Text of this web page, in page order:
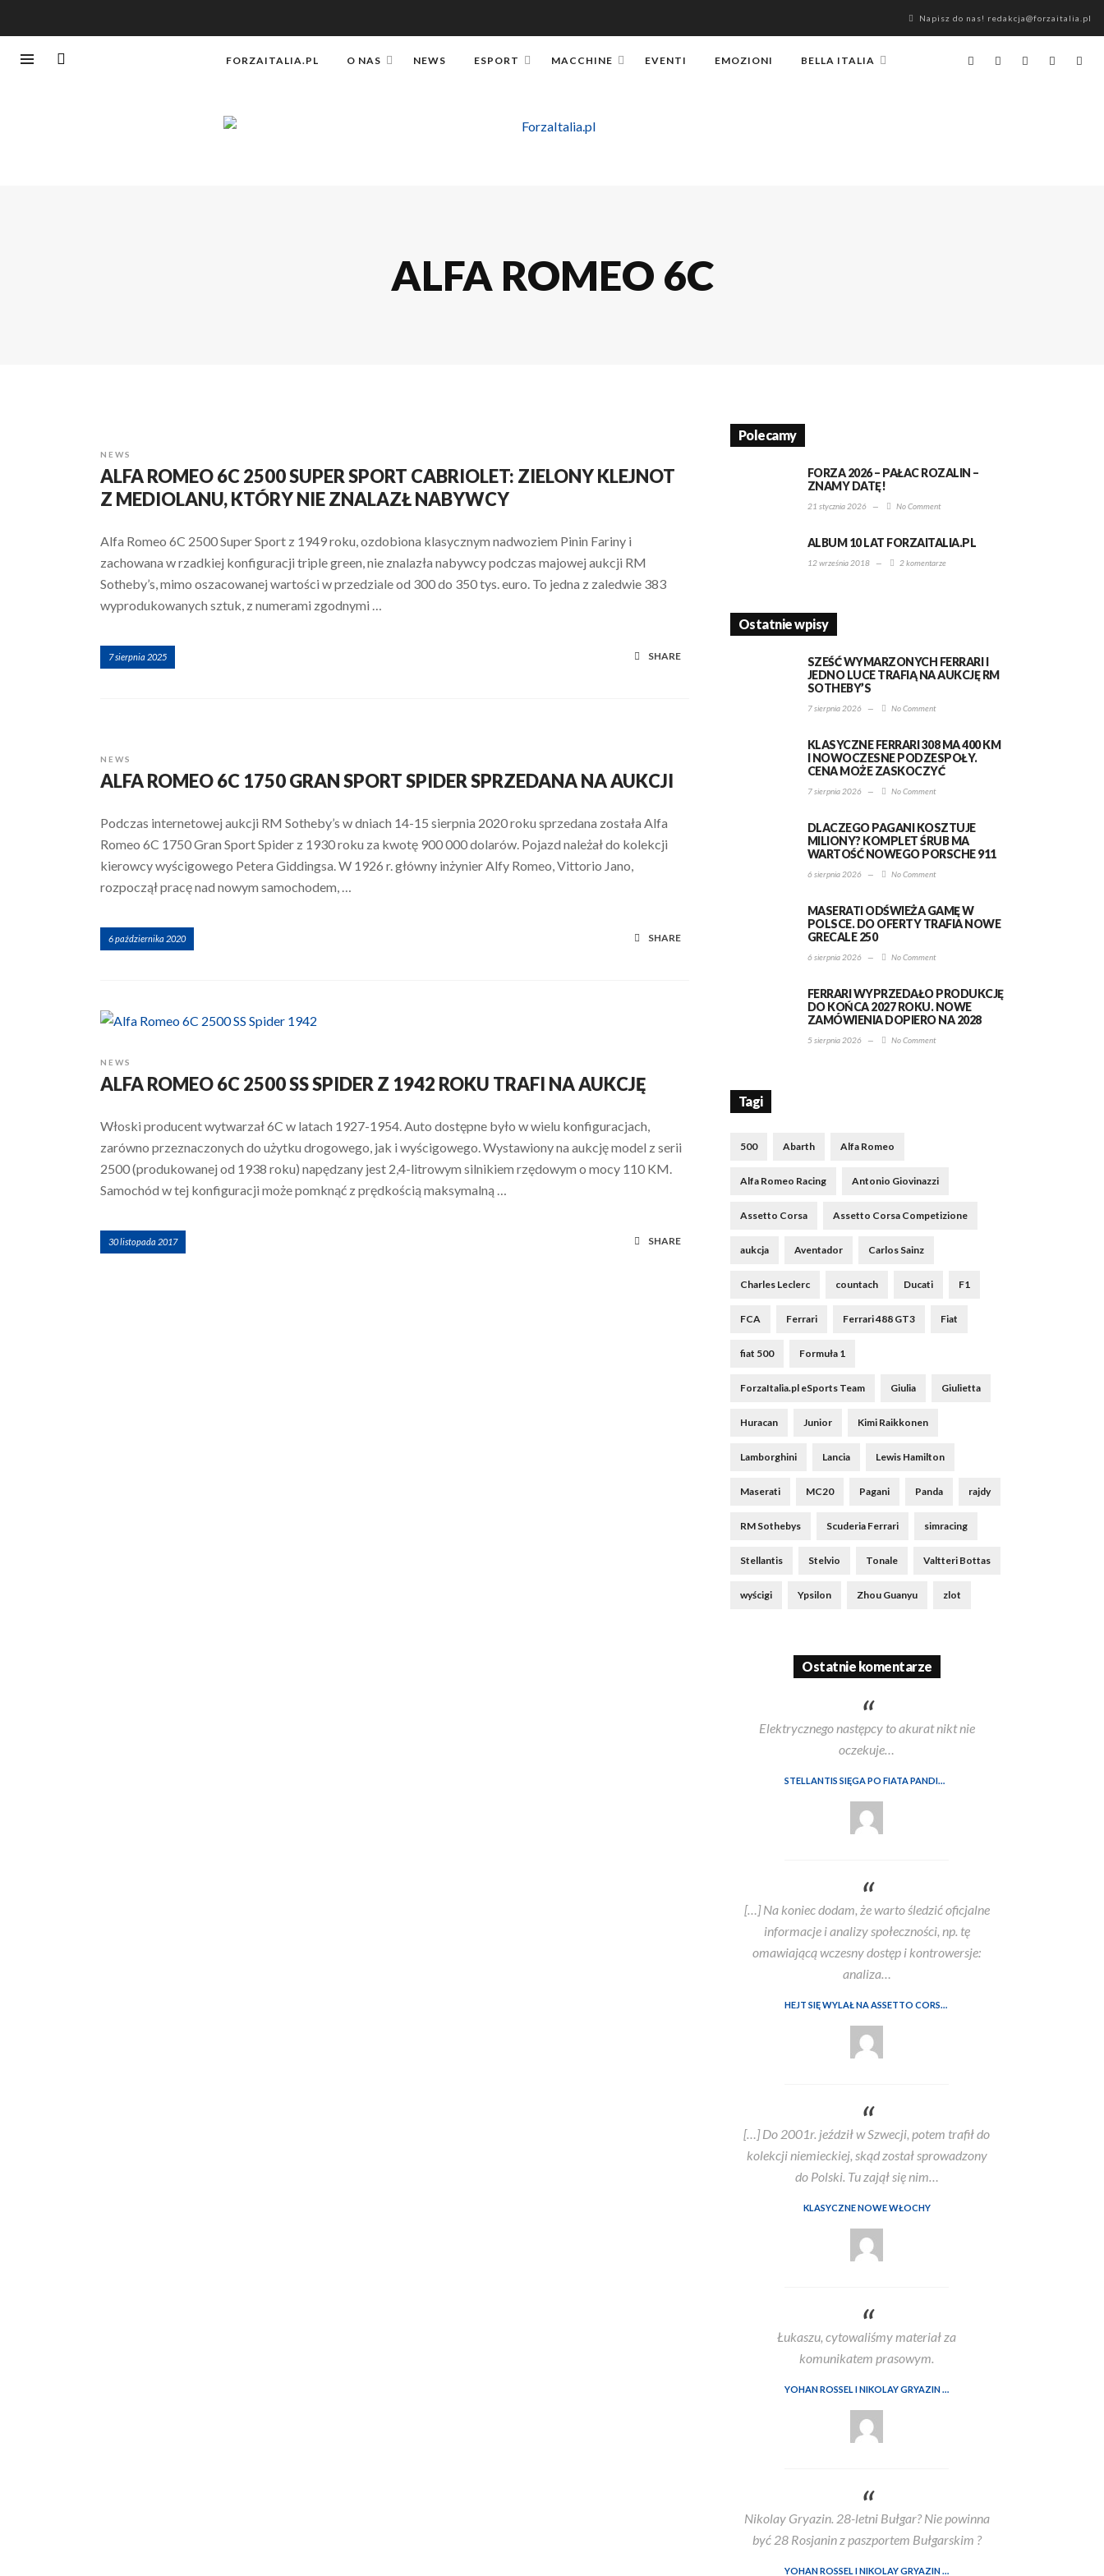
Napisz do nas! redakcja@forzaitalia.pl
FORZAITALIA.PL O NAS NEWS ESPORT MACCHINE EVENTI EMOZIONI BELLA ITALIA
ALFA ROMEO 6C
NEWS
ALFA ROMEO 6C 2500 SUPER SPORT CABRIOLET: ZIELONY KLEJNOT
Z MEDIOLANU, KTÓRY NIE ZNALAZŁ NABYWCY
Alfa Romeo 6C 2500 Super Sport z 1949 roku, ozdobiona klasycznym nadwoziem Pinin Fariny i
zachowana w rzadkiej konfiguracji triple green, nie znalazła nabywcy podczas majowej aukcji RM
Sotheby’s, mimo oszacowanej wartości w przedziale od 300 do 350 tys. euro. To jedna z zaledwie 383
wyprodukowanych sztuk, z numerami zgodnymi …
7 sierpnia 2025 SHARE
NEWS
ALFA ROMEO 6C 1750 GRAN SPORT SPIDER SPRZEDANA NA AUKCJI
Podczas internetowej aukcji RM Sotheby’s w dniach 14-15 sierpnia 2020 roku sprzedana została Alfa
Romeo 6C 1750 Gran Sport Spider z 1930 roku za kwotę 900 000 dolarów. Pojazd należał do kolekcji
kierowcy wyścigowego Petera Giddingsa. W 1926 r. główny inżynier Alfy Romeo, Vittorio Jano,
rozpoczął pracę nad nowym samochodem, …
6 października 2020 SHARE
NEWS
ALFA ROMEO 6C 2500 SS SPIDER Z 1942 ROKU TRAFI NA AUKCJĘ
Włoski producent wytwarzał 6C w latach 1927-1954. Auto dostępne było w wielu konfiguracjach,
zarówno przeznaczonych do użytku drogowego, jak i wyścigowego. Wystawiony na aukcję model z serii
2500 (produkowanej od 1938 roku) napędzany jest 2,4-litrowym silnikiem rzędowym o mocy 110 KM.
Samochód w tej konfiguracji może pomknąć z prędkością maksymalną …
30 listopada 2017 SHARE
Polecamy
FORZA 2026 – PAŁAC ROZALIN –
ZNAMY DATĘ!
21 stycznia 2026 — No Comment
ALBUM 10 LAT FORZAITALIA.PL
12 września 2018 — 2 komentarze
Ostatnie wpisy
SZEŚĆ WYMARZONYCH FERRARI I
JEDNO LUCE TRAFIĄ NA AUKCJĘ RM
SOTHEBY’S
7 sierpnia 2026 — No Comment
KLASYCZNE FERRARI 308 MA 400 KM
I NOWOCZESNE PODZESPOŁY.
CENA MOŻE ZASKOCZYĆ
7 sierpnia 2026 — No Comment
DLACZEGO PAGANI KOSZTUJE
MILIONY? KOMPLET ŚRUB MA
WARTOŚĆ NOWEGO PORSCHE 911
6 sierpnia 2026 — No Comment
MASERATI ODŚWIEŻA GAMĘ W
POLSCE. DO OFERTY TRAFIA NOWE
GRECALE 250
6 sierpnia 2026 — No Comment
FERRARI WYPRZEDAŁO PRODUKCJĘ
DO KOŃCA 2027 ROKU. NOWE
ZAMÓWIENIA DOPIERO NA 2028
5 sierpnia 2026 — No Comment
Tagi
500 Abarth Alfa Romeo
Alfa Romeo Racing Antonio Giovinazzi
Assetto Corsa Assetto Corsa Competizione
aukcja Aventador Carlos Sainz
Charles Leclerc countach Ducati F1
FCA Ferrari Ferrari 488 GT3 Fiat
fiat 500 Formuła 1
ForzaItalia.pl eSports Team Giulia Giulietta
Huracan Junior Kimi Raikkonen
Lamborghini Lancia Lewis Hamilton
Maserati MC20 Pagani Panda rajdy
RM Sothebys Scuderia Ferrari simracing
Stellantis Stelvio Tonale Valtteri Bottas
wyścigi Ypsilon Zhou Guanyu zlot
Ostatnie komentarze
Elektrycznego następcy to akurat nikt nie
oczekuje…
STELLANTIS SIĘGA PO FIATA PANDINĘ, BY NIE STRACIĆ MARKI AUTOBIANCHI. W TLE SPÓR Z WŁOSKIM RZĄDEM
[…] Na koniec dodam, że warto śledzić oficjalne
informacje i analizy społeczności, np. tę
omawiającą wczesny dostęp i kontrowersje:
analiza…
HEJT SIĘ WYLAŁ NA ASSETTO CORSĘ EVO WE WCZESNYM DOSTĘPIE. ALE CZY SŁUSZNIE?
[…] Do 2001r. jeździł w Szwecji, potem trafił do
kolekcji niemieckiej, skąd został sprowadzony
do Polski. Tu zajął się nim…
KLASYCZNE NOWE WŁOCHY
Łukaszu, cytowaliśmy materiał za
komunikatem prasowym.
YOHAN ROSSEL I NIKOLAY GRYAZIN TO OFICJALNI KIEROWCY LANCIA CORSE HF W WRC2 W 2026
Nikolay Gryazin. 28-letni Bułgar? Nie powinna
być 28 Rosjanin z paszportem Bułgarskim ?
YOHAN ROSSEL I NIKOLAY GRYAZIN TO OFICJALNI KIEROWCY LANCIA CORSE HF W WRC2 W 2026